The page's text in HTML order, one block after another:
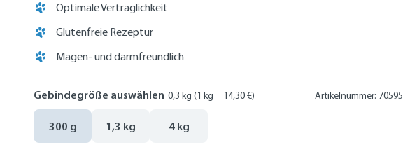
Optimale Verträglichkeit
Glutenfreie Rezeptur
Magen- und darmfreundlich
Gebindegröße auswählen 0,3 kg(1 kg = 14,30 €) Artikelnummer: 70595
300 g 1,3 kg 4 kg